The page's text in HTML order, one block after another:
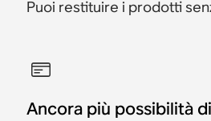
Puoi restituire i prodotti
Ancora più possibilità